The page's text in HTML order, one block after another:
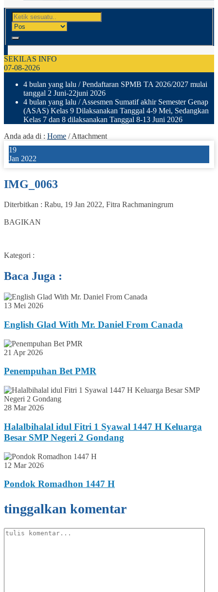
SEKILAS INFO
07-08-2026
4 bulan yang lalu / Pendaftaran SPMB TA 2026/2027 mulai
tanggal 2 Juni-22juni 2026
4 bulan yang lalu / Assesmen Sumatif akhir Semester Genap
(ASAS) Kelas 9 Dilaksanakan Tanggal 4-9 Mei, Sedangkan
Kelas 7 dan 8 dilaksanakan Tanggal 8-13 Juni 2026
Anda ada di : Home / Attachment
19
Jan 2022
IMG_0063
Diterbitkan : Rabu, 19 Jan 2022, Fitra Rachmaningrum
BAGIKAN
Kategori :
Baca Juga :
13 Mei 2026
English Glad With Mr. Daniel From Canada
21 Apr 2026
Penempuhan Bet PMR
28 Mar 2026
Halalbihalal idul Fitri 1 Syawal 1447 H Keluarga
Besar SMP Negeri 2 Gondang
12 Mar 2026
Pondok Romadhon 1447 H
tinggalkan komentar